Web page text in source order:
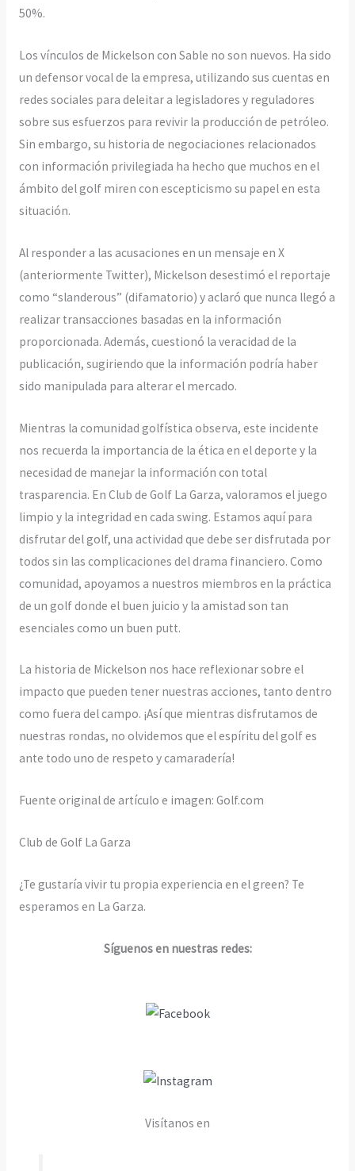
50%.
Los vínculos de Mickelson con Sable no son nuevos. Ha sido
un defensor vocal de la empresa, utilizando sus cuentas en
redes sociales para deleitar a legisladores y reguladores
sobre sus esfuerzos para revivir la producción de petróleo.
Sin embargo, su historia de negociaciones relacionados
con información privilegiada ha hecho que muchos en el
ámbito del golf miren con escepticismo su papel en esta
situación.
Al responder a las acusaciones en un mensaje en X
(anteriormente Twitter), Mickelson desestimó el reportaje
como “slanderous” (difamatorio) y aclaró que nunca llegó a
realizar transacciones basadas en la información
proporcionada. Además, cuestionó la veracidad de la
publicación, sugiriendo que la información podría haber
sido manipulada para alterar el mercado.
Mientras la comunidad golfística observa, este incidente
nos recuerda la importancia de la ética en el deporte y la
necesidad de manejar la información con total
trasparencia. En Club de Golf La Garza, valoramos el juego
limpio y la integridad en cada swing. Estamos aquí para
disfrutar del golf, una actividad que debe ser disfrutada por
todos sin las complicaciones del drama financiero. Como
comunidad, apoyamos a nuestros miembros en la práctica
de un golf donde el buen juicio y la amistad son tan
esenciales como un buen putt.
La historia de Mickelson nos hace reflexionar sobre el
impacto que pueden tener nuestras acciones, tanto dentro
como fuera del campo. ¡Así que mientras disfrutamos de
nuestras rondas, no olvidemos que el espíritu del golf es
ante todo uno de respeto y camaradería!
Fuente original de artículo e imagen: Golf.com
Club de Golf La Garza
¿Te gustaría vivir tu propia experiencia en el green? Te
esperamos en La Garza.
Síguenos en nuestras redes:
Visítanos en